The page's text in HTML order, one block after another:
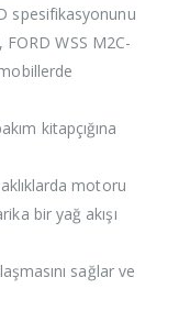
spesifikasyonunu
WSS M2C-
kitapçığına
motoru
bir yağ akışı
sağlar ve